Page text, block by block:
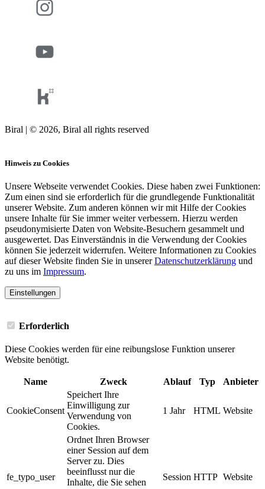
Biral | © 2026, Biral all rights reserved
Hinweis zu Cookies
Unsere Webseite verwendet Cookies. Diese haben zwei Funktionen:
Zum einen sind sie erforderlich für die grundlegende Funktionalität
unserer Website. Zum anderen können wir mit Hilfe der Cookies
unsere Inhalte für Sie immer weiter verbessern. Hierzu werden
pseudonymisierte Daten von Website-Besuchern gesammelt und
ausgewertet. Das Einverständnis in die Verwendung der Cookies
können Sie jederzeit widerrufen. Weitere Informationen zu Cookies
auf dieser Website finden Sie in unsererDatenschutzerklärung und
zu uns im Impressum.
Einstellungen
Erforderlich
Diese Cookies werden für eine reibungslose Funktion unserer
Website benötigt.
Name Zweck Ablauf Typ Anbieter
CookieConsent
Speichert Ihre
Einwilligung zur
Verwendung von
Cookies.
1 Jahr HTML Website
fe_typo_user
Ordnet Ihren Browser
einer Session auf dem
Server zu. Dies
beeinflusst nur die
Inhalte, die Sie sehen
Session HTTP Website